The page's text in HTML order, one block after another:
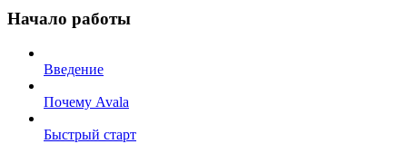
Начало работы
Введение
Почему Avala
Быстрый старт